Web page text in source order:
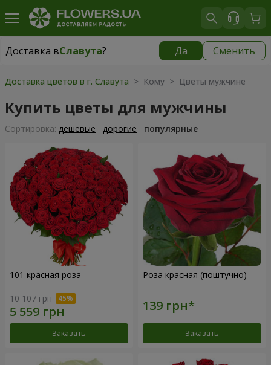
Доставка вСлавута? Да Сменить
Доставка вСлавута|
Доставка цветов в г. Славута > Кому > Цветы мужчине
Купить цветы для мужчины
Cортировка: дешевые дорогие популярные
101 красная роза
10 107 грн
Заказать
Роза красная (поштучно)
Заказать